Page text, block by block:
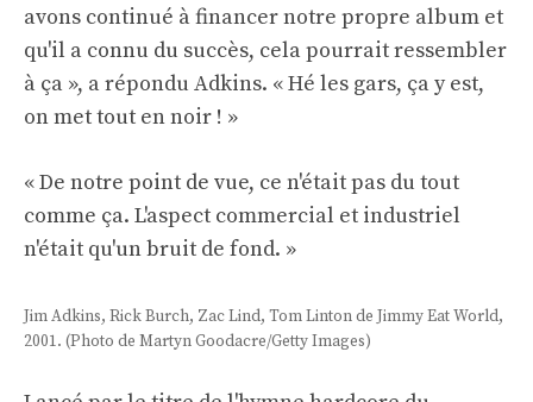
avons continué à financer notre propre album et
qu'il a connu du succès, cela pourrait ressembler
à ça », a répondu Adkins. « Hé les gars, ça y est,
on met tout en noir ! »
« De notre point de vue, ce n'était pas du tout
comme ça. L'aspect commercial et industriel
n'était qu'un bruit de fond. »
Jim Adkins, Rick Burch, Zac Lind, Tom Linton de Jimmy Eat World,
2001. (Photo de Martyn Goodacre/Getty Images)